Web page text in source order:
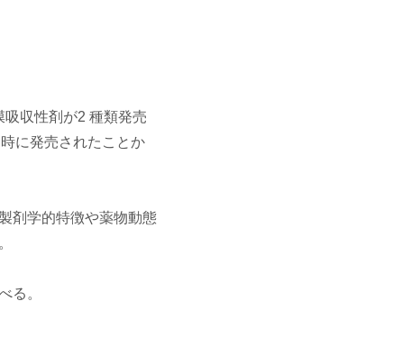
収性剤が2 種類発売
に発売されたことか
剤学的特徴や薬物動態
る。